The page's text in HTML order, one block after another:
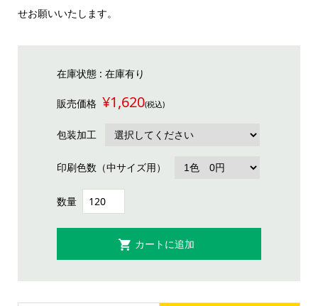
せお願いいたします。
在庫状態 : 在庫有り
販売価格 ¥1,620(税込)
包装加工
印刷色数（中サイズ用）
数量